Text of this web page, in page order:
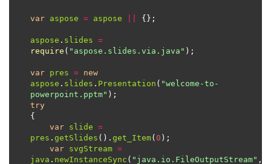
var aspose = aspose
aspose . slides =
require ( "aspose.slides.via.java"
var pres = new
aspose . slides . Presentation ( "welcome-to-
powerpoint.pptm"
try
var slide =
pres . getSlides (). get_Item( 0
var svgStream =
java . newInstanceSync ( "java.io.FileOutputStream"